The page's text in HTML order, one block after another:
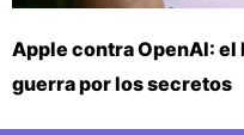
Apple contra OpenAI: el
guerra por los secretos